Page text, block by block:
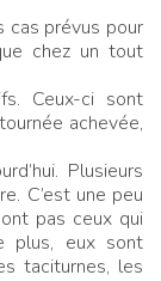
cas prévus pour
chez un tout
Ceux-ci sont
achevée,
Plusieurs
C’est une peu
pas ceux qui
plus, eux sont
taciturnes, les